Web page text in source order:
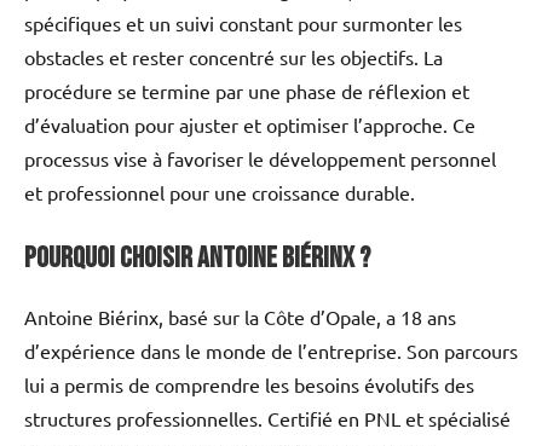
spécifiques et un suivi constant pour surmonter les
obstacles et rester concentré sur les objectifs. La
procédure se termine par une phase de réflexion et
d’évaluation pour ajuster et optimiser l’approche. Ce
processus vise à favoriser le développement personnel
et professionnel pour une croissance durable.
Pourquoi choisir Antoine Biérinx ?
Antoine Biérinx, basé sur la Côte d’Opale, a 18 ans
d’expérience dans le monde de l’entreprise. Son parcours
lui a permis de comprendre les besoins évolutifs des
structures professionnelles. Certifié en PNL et spécialisé